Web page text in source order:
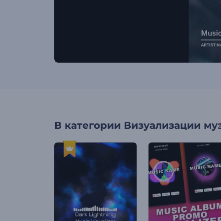
В категории Визуализации